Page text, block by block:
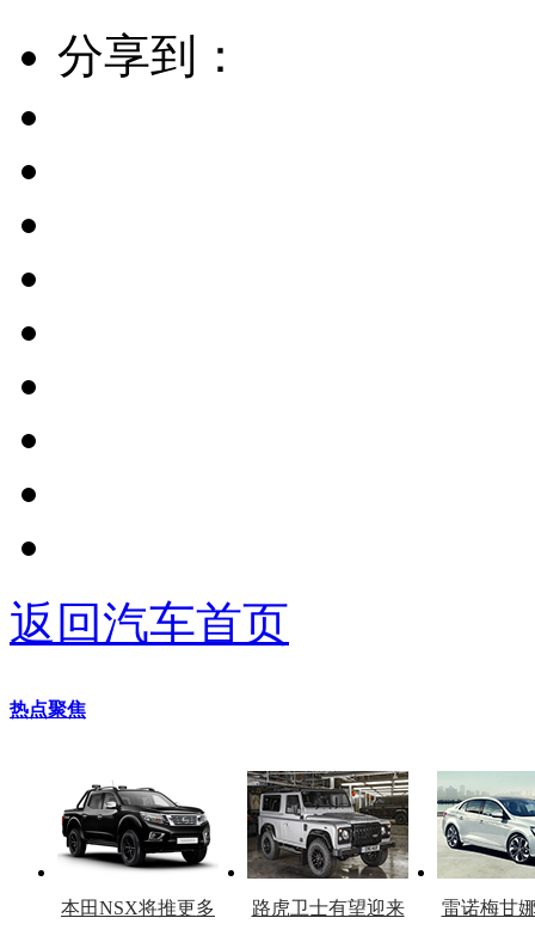
分享到：
返回汽车首页
热点聚焦
本田NSX将推更多
路虎卫士有望迎来
雷诺梅甘